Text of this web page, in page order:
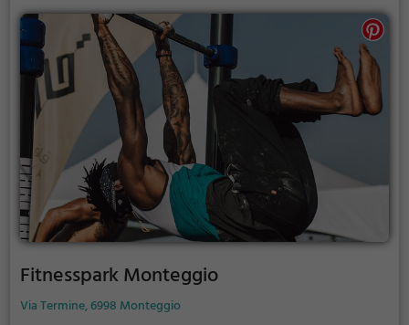
Fitnesspark Monteggio
Via Termine, 6998 Monteggio